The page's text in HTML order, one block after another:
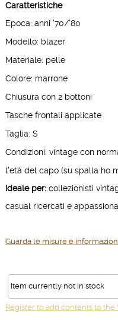
Caratteristiche
Epoca: anni '70/'80
Modello: blazer
Materiale: pelle
Colore: marrone
Chiusura con 2 bottoni
Tasche frontali applicate
Taglia: S
Condizioni: vintage con
l'età del capo (su spalla ho
Ideale per:collezionisti
casual ricercati e
Guarda le misure e
Item currently not in stock
Register to add contents to the